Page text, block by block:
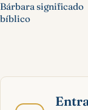
Bárbara significado
bíblico